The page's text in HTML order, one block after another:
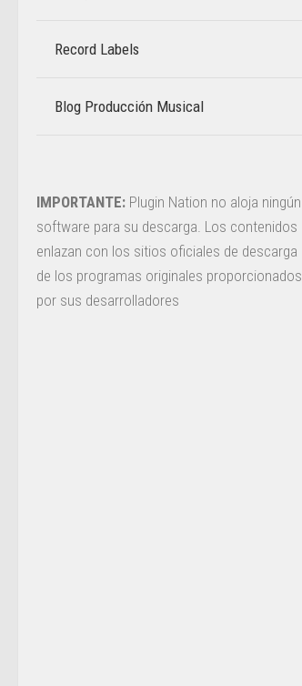
Record Labels
Blog Producción Musical
–
IMPORTANTE: Plugin Nation no aloja ningún
software para su descarga. Los contenidos
enlazan con los sitios oficiales de descarga
de los programas originales proporcionados
por sus desarrolladores